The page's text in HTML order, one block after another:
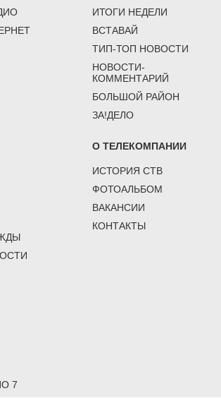
ИТОГИ НЕДЕЛИ
ВСТАВАЙ
ТИП-ТОП НОВОСТИ
НОВОСТИ-
КОММЕНТАРИЙ
БОЛЬШОЙ РАЙОН
ЗА!ДЕЛО
О ТЕЛЕКОМПАНИИ
ИСТОРИЯ СТВ
ФОТОАЛЬБОМ
ВАКАНСИИ
КОНТАКТЫ
7